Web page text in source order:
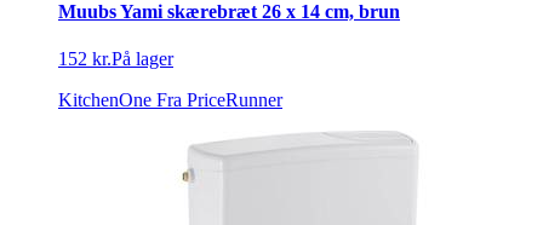
Muubs Yami skærebræt 26 x 14 cm, brun
152 kr.På lager
KitchenOne Fra PriceRunner